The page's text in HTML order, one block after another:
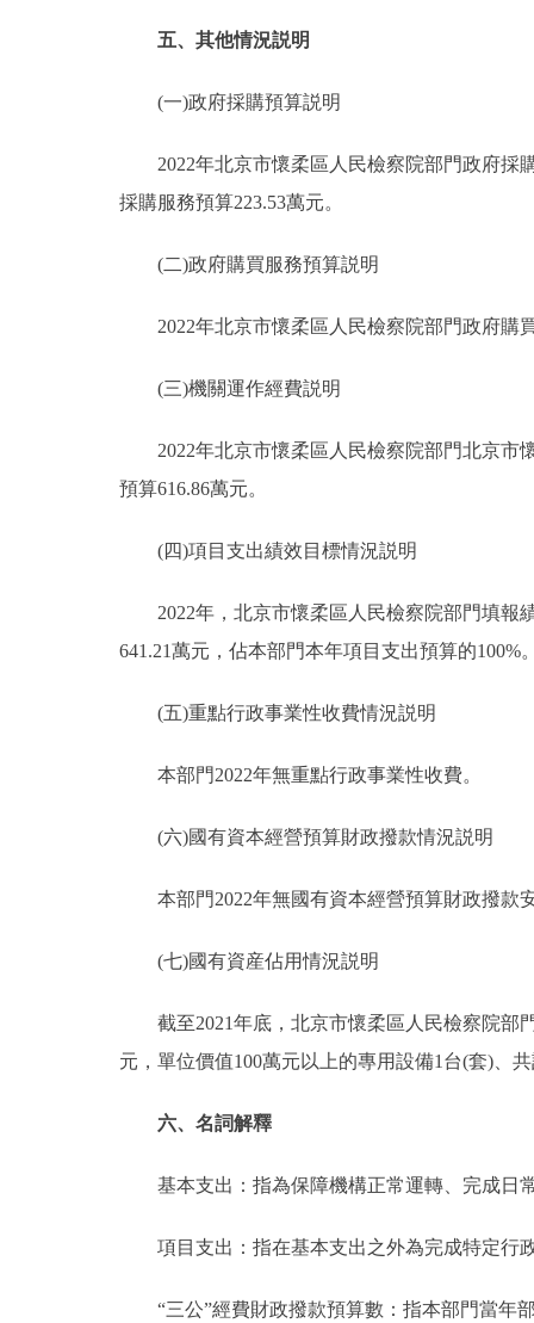
五、其他情況説明
(一)政府採購預算説明
2022年北京市懷柔區人民檢察院部門政府採購
採購服務預算223.53萬元。
(二)政府購買服務預算説明
2022年北京市懷柔區人民檢察院部門政府購
(三)機關運作經費説明
2022年北京市懷柔區人民檢察院部門北京市
預算616.86萬元。
(四)項目支出績效目標情況説明
2022年，北京市懷柔區人民檢察院部門填報績
641.21萬元，佔本部門本年項目支出預算的100%
(五)重點行政事業性收費情況説明
本部門2022年無重點行政事業性收費。
(六)國有資本經營預算財政撥款情況説明
本部門2022年無國有資本經營預算財政撥款
(七)國有資産佔用情況説明
截至2021年底，北京市懷柔區人民檢察院部門
元，單位價值100萬元以上的專用設備1台(套)、
六、名詞解釋
基本支出：指為保障機構正常運轉、完成日
項目支出：指在基本支出之外為完成特定行
“三公”經費財政撥款預算數：指本部門當年部